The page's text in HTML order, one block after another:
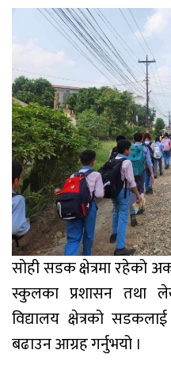
सोही सडक क्षेत्रमा रहेको
स्कुलका प्रशासन तथा
विद्यालय क्षेत्रको
बढाउन आग्रह गर्नुभयो ।